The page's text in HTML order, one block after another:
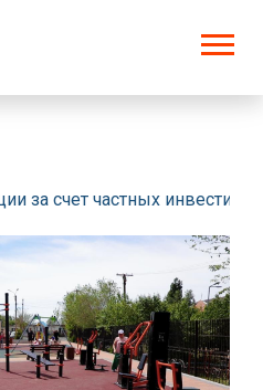
за счет частных